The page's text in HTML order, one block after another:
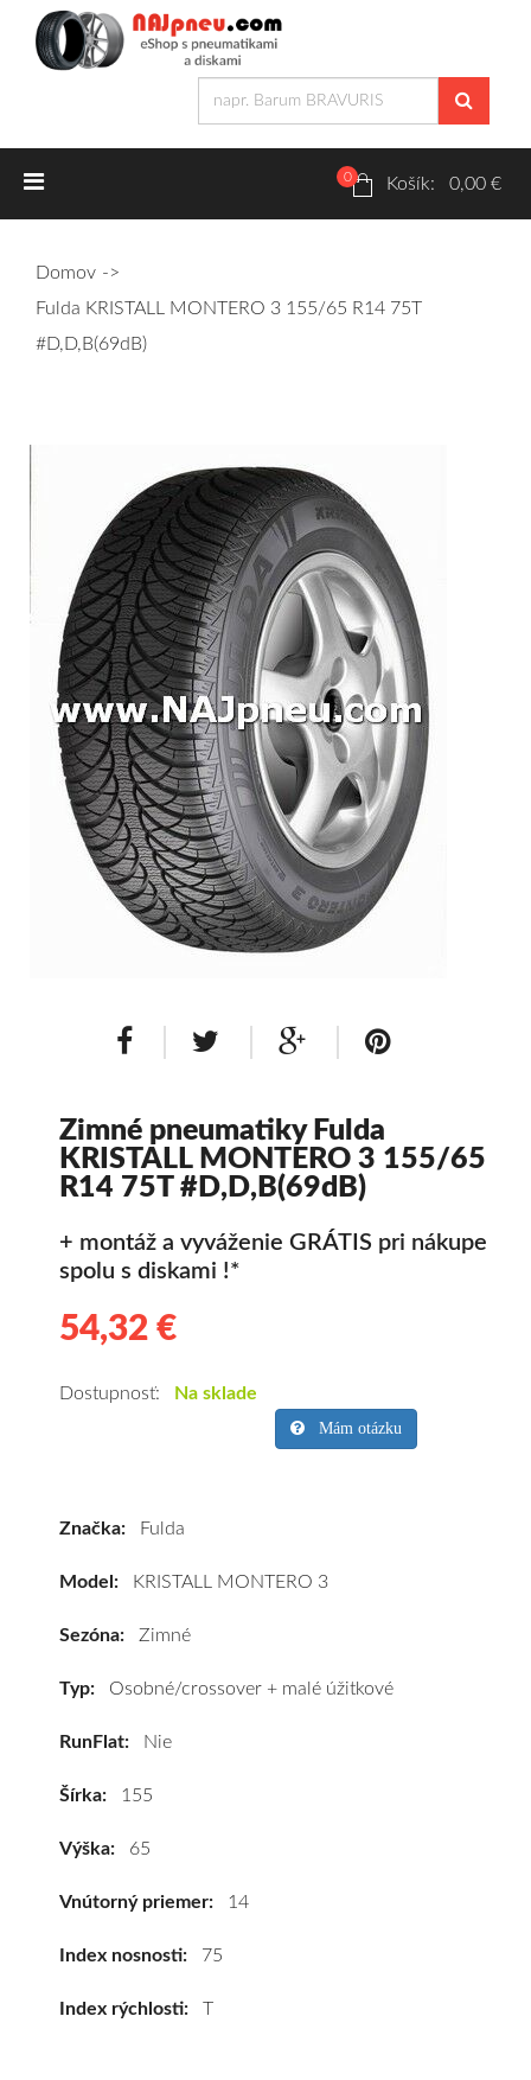
Letné pneumatiky
Dodávkové + malé úžitkové
Osobné/crossover + malé úžitkové
SUV/crossover + OFFRoad-ové
Dodávkové + malé úžitkové
Celoročné pneumatiky
Osobné/crossover + malé úžitkové
SUV/crossover + OFFRoad-ové
Dodávkové + malé úžitkové
Disky
Hliníkové / ALU disky / Elektróny
Puklice na kolesá Kontakt Blog
0 Košík: 0,00 €
Domov
Fulda KRISTALL MONTERO 3 155/65 R14 75T
#D,D,B(69dB)
Zimné pneumatiky Fulda
KRISTALL MONTERO 3 155/65
R14 75T #D,D,B(69dB)
+ montáž a vyváženie GRÁTIS pri nákupe
spolu s diskami !*
54,32 €
pneumatiky
KRISTALL
155/65
75T
vám
obujeme
Dostupnosť: Na sklade
Mám otázku
Značka: Fulda
Model: KRISTALL MONTERO 3
Sezóna: Zimné
Typ: Osobné/crossover + malé úžitkové
RunFlat: Nie
Šírka: 155
Výška: 65
Vnútorný priemer: 14
Index nosnosti: 75
Index rýchlosti: T